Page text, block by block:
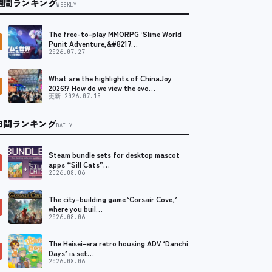
間ランキングWEEKLY
The free-to-play MMORPG ‘Slime World
Punit Adventure,&#8217…
2026.07.27
What are the highlights of ChinaJoy
2026!? How do we view the evo…
更新 2026.07.15
間ランキングDAILY
Steam bundle sets for desktop mascot
apps “Sill Cats”…
2026.08.06
The city-building game ‘Corsair Cove,’
where you buil…
2026.08.06
The Heisei-era retro housing ADV ‘Danchi
Days’ is set…
2026.08.06